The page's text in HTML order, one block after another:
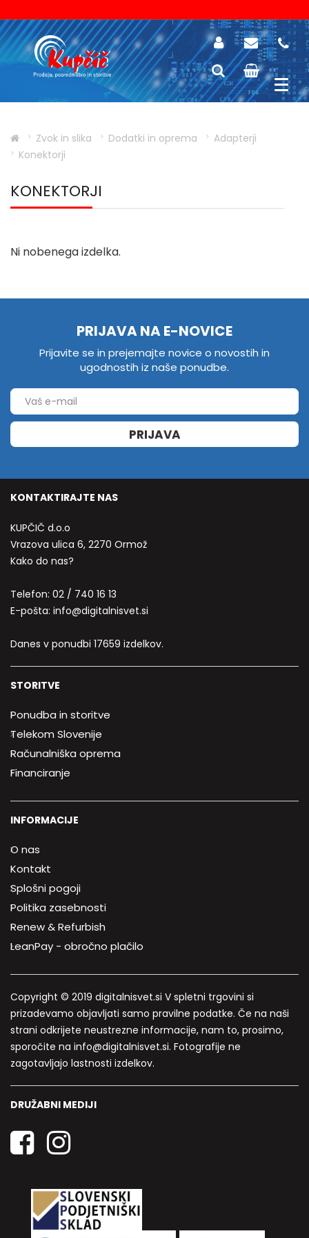
Zvok in slika Dodatki in oprema
Adapterji
Konektorji
KONEKTORJI
Ni nobenega izdelka.
PRIJAVA NA E-NOVICE
Prijavite se in prejemajte novice o novostih in
ugodnostih iz naše ponudbe.
PRIJAVA
KONTAKTIRAJTE NAS
KUPČIČ d.o.o
Vrazova ulica 6, 2270 Ormož
Kako do nas?
Telefon: 02 / 740 16 13
E-pošta: info@digitalnisvet.si
Danes v ponudbi 17659 izdelkov.
STORITVE
Ponudba in storitve
Telekom Slovenije
Računalniška oprema
Financiranje
INFORMACIJE
O nas
Kontakt
Splošni pogoji
Politika zasebnosti
Renew & Refurbish
LeanPay - obročno plačilo
Copyright © 2019 digitalnisvet.si V spletni trgovini si
prizadevamo objavljati samo pravilne podatke. Če na naši
strani odkrijete neustrezne informacije, nam to, prosimo,
sporočite na info@digitalnisvet.si. Fotografije ne
zagotavljajo lastnosti izdelkov.
DRUŽABNI MEDIJI